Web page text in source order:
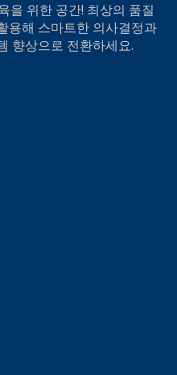
을 위한 공간! 최상의 품질
용해 스마트한 의사결정과
향상으로 전환하세요.